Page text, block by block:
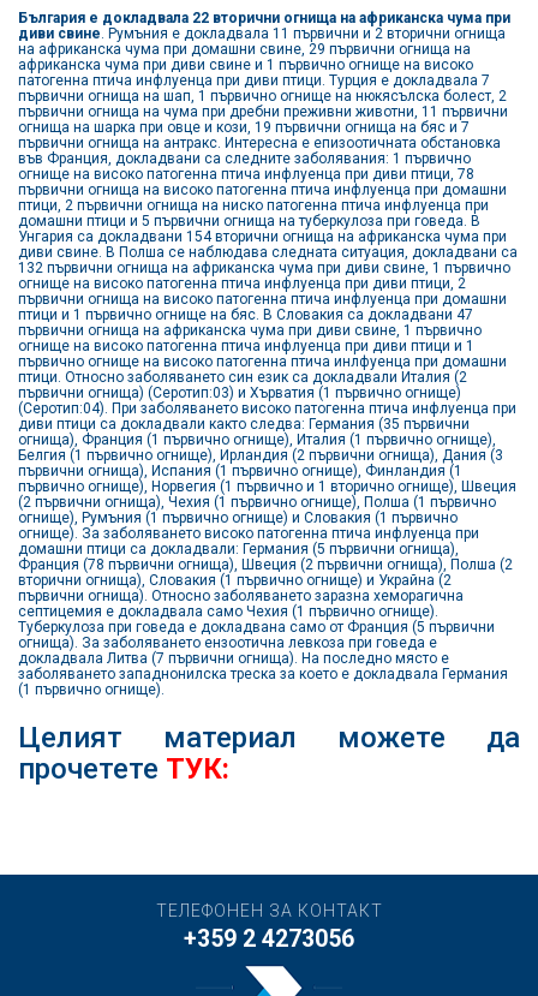
България е докладвала 22 вторични огнища на африканска чума при
диви свине . Румъния е докладвала 11 първични и 2 вторични огнища
на африканска чума при домашни свине, 29 първични огнища на
африканска чума при диви свине и 1 първично огнище на високо
патогенна птича инфлуенца при диви птици. Турция е докладвала 7
първични огнища на шап, 1 първично огнище на нюкясълска болест, 2
първични огнища на чума при дребни преживни животни, 11 първични
огнища на шарка при овце и кози, 19 първични огнища на бяс и 7
първични огнища на антракс. Интересна е епизоотичната обстановка
във Франция, докладвани са следните заболявания: 1 първично
огнище на високо патогенна птича инфлуенца при диви птици, 78
първични огнища на високо патогенна птича инфлуенца при домашни
птици, 2 първични огнища на ниско патогенна птича инфлуенца при
домашни птици и 5 първични огнища на туберкулоза при говеда. В
Унгария са докладвани 154 вторични огнища на африканска чума при
диви свине. В Полша се наблюдава следната ситуация, докладвани са
132 първични огнища на африканска чума при диви свине, 1 първично
огнище на високо патогенна птича инфлуенца при диви птици, 2
първични огнища на високо патогенна птича инфлуенца при домашни
птици и 1 първично огнище на бяс. В Словакия са докладвани 47
първични огнища на африканска чума при диви свине, 1 първично
огнище на високо патогенна птича инфлуенца при диви птици и 1
първично огнище на високо патогенна птича инлфуенца при домашни
птици. Относно заболяването син език са докладвали Италия (2
първични огнища) (Серотип:03) и Хърватия (1 първично огнище)
(Серотип:04). При заболяването високо патогенна птича инфлуенца при
диви птици са докладвали както следва: Германия (35 първични
огнища), Франция (1 първично огнище), Италия (1 първично огнище),
Белгия (1 първично огнище), Ирландия (2 първични огнища), Дания (3
първични огнища), Испания (1 първично огнище), Финландия (1
първично огнище), Норвегия (1 първично и 1 вторично огнище), Швеция
(2 първични огнища), Чехия (1 първично огнище), Полша (1 първично
огнище), Румъния (1 първично огнище) и Словакия (1 първично
огнище). За заболяването високо патогенна птича инфлуенца при
домашни птици са докладвали: Германия (5 първични огнища),
Франция (78 първични огнища), Швеция (2 първични огнища), Полша (2
вторични огнища), Словакия (1 първично огнище) и Украйна (2
първични огнища). Относно заболяването заразна хеморагична
септицемия е докладвала само Чехия (1 първично огнище).
Туберкулоза при говеда е докладвана само от Франция (5 първични
огнища). За заболяването ензоотична левкоза при говеда е
докладвала Литва (7 първични огнища). На последно място е
заболяването западнонилска треска за което е докладвала Германия
(1 първично огнище).
Целият материал можете да
прочетете ТУК:
ТЕЛЕФОНЕН ЗА КОНТАКТ
+359 2 4273056